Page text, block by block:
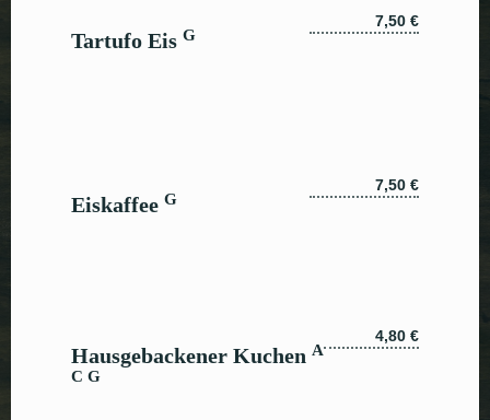
Tartufo Eis G
7,50 €
Eiskaffee G
7,50 €
Hausgebackener Kuchen A
C G
4,80 €
Table Reservation